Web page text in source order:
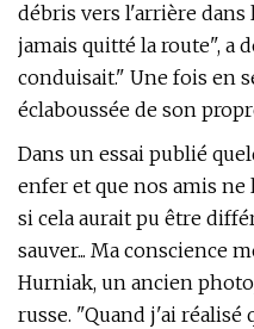
débris vers l'arrière dans
jamais quitté la route", a
conduisait." Une fois en
éclaboussée de son
Dans un essai publié
enfer et que nos amis ne
si cela aurait pu être
sauver... Ma conscience
Hurniak, un ancien
russe. "Quand j'ai réalisé